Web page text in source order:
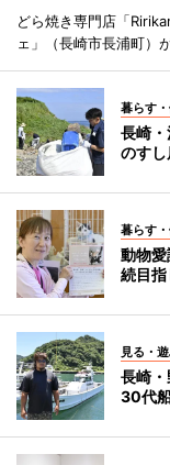
どら焼き専門店「
ェ」（長崎市長浦町）
暮らす・
長崎
のす
暮らす・
動物
続目
見る・
長崎
30代